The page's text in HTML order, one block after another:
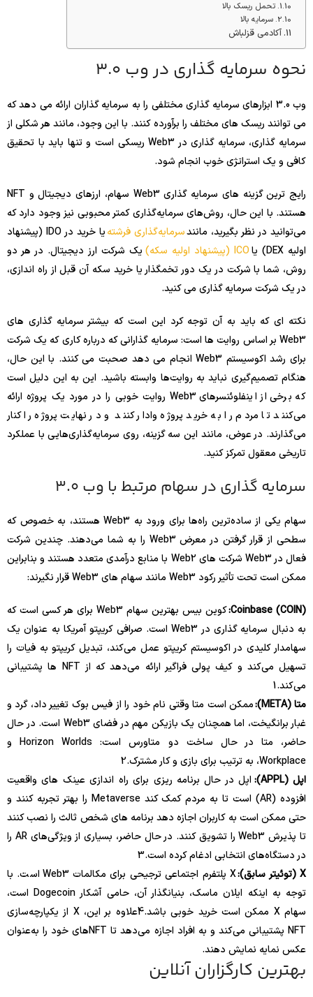
تحمل ریسک بالا
سرمایه بالا
آکادمی قزلباش
نحوه سرمایه گذاری در وب 3.0
وب 3.0 ابزارهای سرمایه گذاری مختلفی را به سرمایه گذاران ارائه می دهد که
می توانند ریسک های مختلف را برآورده کنند. با این وجود، مانند هر شکلی از
سرمایه گذاری، سرمایه گذاری در Web3 ریسکی است و تنها باید با تحقیق
کافی و یک استراتژی خوب انجام شود.
رایج ترین گزینه های سرمایه گذاری Web3 سهام، ارزهای دیجیتال و NFT
هستند. با این حال، روش‌های سرمایه‌گذاری کمتر محبوبی نیز وجود دارد که
می‌توانید در نظر بگیرید، مانندسرمایه‌گذاری فرشته
یا خرید در IDO (پیشنهاد
اولیه DEX) یا
ICO (پیشنهاد اولیه سکه)
یک شرکت ارز دیجیتال. در هر دو
روش، شما با شرکت در یک دور تخمگذار یا خرید سکه آن قبل از راه اندازی،
در یک شرکت سرمایه گذاری می کنید.
نکته ای که باید به آن توجه کرد این است که بیشتر سرمایه گذاری های
Web3 بر اساس روایت ها است: سرمایه گذارانی که درباره کاری که یک شرکت
برای رشد اکوسیستم Web3 انجام می دهد صحبت می کنند. با این حال،
هنگام تصمیم‌گیری نباید به روایت‌ها وابسته باشید. این به این دلیل است
که برخی از اینفلوئنسرهای Web3 روایت خوبی را در مورد یک پروژه ارائه
می‌کنند تا مردم را به خرید پروژه وادار کنند و در نهایت پروژه را کنار
می‌گذارند. در عوض، مانند این سه گزینه، روی سرمایه‌گذاری‌هایی با عملکرد
تاریخی معقول تمرکز کنید.
سرمایه گذاری در سهام مرتبط با وب 3.0
سهام یکی از ساده‌ترین راه‌ها برای ورود به Web3 هستند، به خصوص که
سطحی از قرار گرفتن در معرض Web3 را به شما می‌دهند. چندین شرکت
فعال در Web3 شرکت های Web2 با منابع درآمدی متعدد هستند و بنابراین
ممکن است تحت تأثیر رکود Web3 مانند سهام های Web3 قرار نگیرند:
Coinbase (COIN):
کوین بیس بهترین سهام Web3 برای هر کسی است که
به دنبال سرمایه گذاری در Web3 است. صرافی کریپتو آمریکا به عنوان یک
سهامدار کلیدی در اکوسیستم کریپتو عمل می‌کند، تبدیل کریپتو به فیات را
تسهیل می‌کند و کیف پولی فراگیر ارائه می‌دهد که از NFT ها پشتیبانی
می‌کند.1
متا (META):
ممکن است متا وقتی نام خود را از فیس بوک تغییر داد، گرد و
غبار برانگیخت، اما همچنان یک بازیکن مهم در فضای Web3 است. در حال
حاضر، متا در حال ساخت دو متاورس است: Horizon Worlds و
Workplace، به ترتیب برای بازی و کار مشترک.
2
اپل (APPL):
اپل در حال برنامه ریزی برای راه اندازی عینک های واقعیت
افزوده (AR) است تا به مردم کمک کند Metaverse را بهتر تجربه کنند و
حتی ممکن است به کاربران اجازه دهد برنامه های شخص ثالث را نصب کنند
تا پذیرش Web3 را تشویق کنند. در حال حاضر، بسیاری از ویژگی‌های AR را
در دستگاه‌های انتخابی ادغام کرده است.3
X (توئیتر سابق):
X پلتفرم اجتماعی ترجیحی برای مکالمات Web3 است. با
توجه به اینکه ایلان ماسک، بنیانگذار آن، حامی آشکار Dogecoin است،
سهام X ممکن است خرید خوبی باشد.
4
علاوه بر این، X از یکپارچه‌سازی
NFT پشتیبانی می‌کند و به افراد اجازه می‌دهد تا NFT‌های خود را به‌عنوان
عکس نمایه نمایش دهند.
بهترین کارگزاران آنلاین